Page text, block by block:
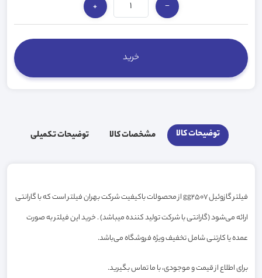
−
+
توضیحات کالا مشخصات کالا توضیحات تکمیلی
فیلتر گازوئیل gg2507 از محصولات باکیفیت شرکت بهران فیلتر است که با گارانتی
ارائه می‌شود (گارانتی با شرکت تولید کننده میباشد) . خرید این فیلتر به صورت
عمده یا کارتنی شامل تخفیف ویژه فروشگاه می‌باشد.
برای اطلاع از قیمت و موجودی، با ما تماس بگیرید.